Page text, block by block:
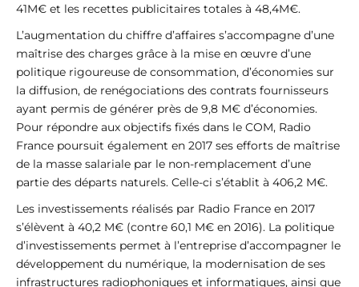
41M€ et les recettes publicitaires totales à 48,4M€.
L’augmentation du chiffre d’affaires s’accompagne d’une
maîtrise des charges grâce à la mise en œuvre d’une
politique rigoureuse de consommation, d’économies sur
la diffusion, de renégociations des contrats fournisseurs
ayant permis de générer près de 9,8 M€ d’économies.
Pour répondre aux objectifs fixés dans le COM, Radio
France poursuit également en 2017 ses efforts de maîtrise
de la masse salariale par le non-remplacement d’une
partie des départs naturels. Celle-ci s’établit à 406,2 M€.
Les investissements réalisés par Radio France en 2017
s’élèvent à 40,2 M€ (contre 60,1 M€ en 2016). La politique
d’investissements permet à l’entreprise d’accompagner le
développement du numérique, la modernisation de ses
infrastructures radiophoniques et informatiques, ainsi que